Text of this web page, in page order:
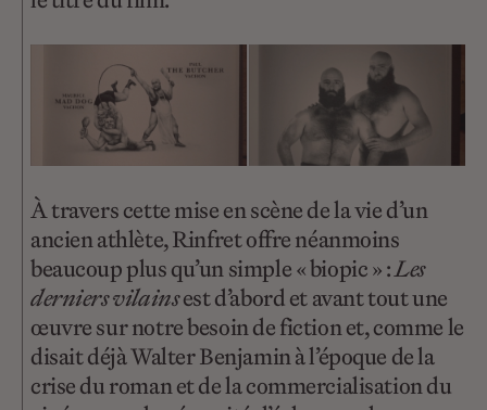
À travers cette mise en scène de la vie d’un
ancien athlète, Rinfret offre néanmoins
beaucoup plus qu’un simple « biopic » :Les
derniers vilainsest d’abord et avant tout une
œuvre sur notre besoin de fiction et, comme le
disait déjà Walter Benjamin à l’époque de la
crise du roman et de la commercialisation du